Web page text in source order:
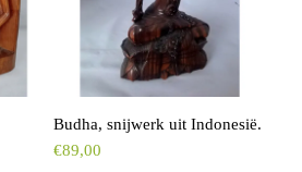
Budha, snijwerk uit Indonesië.
€89,00